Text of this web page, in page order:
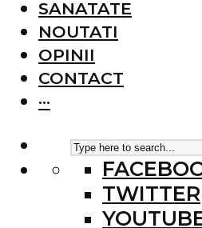
SANATATE
NOUTATI
OPINII
CONTACT
···
TWITTER